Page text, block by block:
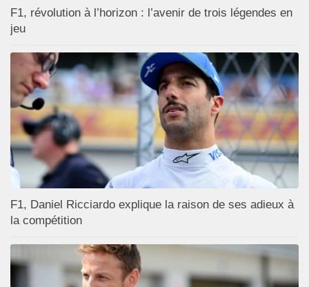
F1, révolution à l’horizon : l’avenir de trois légendes en
jeu
F1, Daniel Ricciardo explique la raison de ses adieux à
la compétition